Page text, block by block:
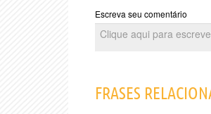
Escreva seu comentário
FRASES